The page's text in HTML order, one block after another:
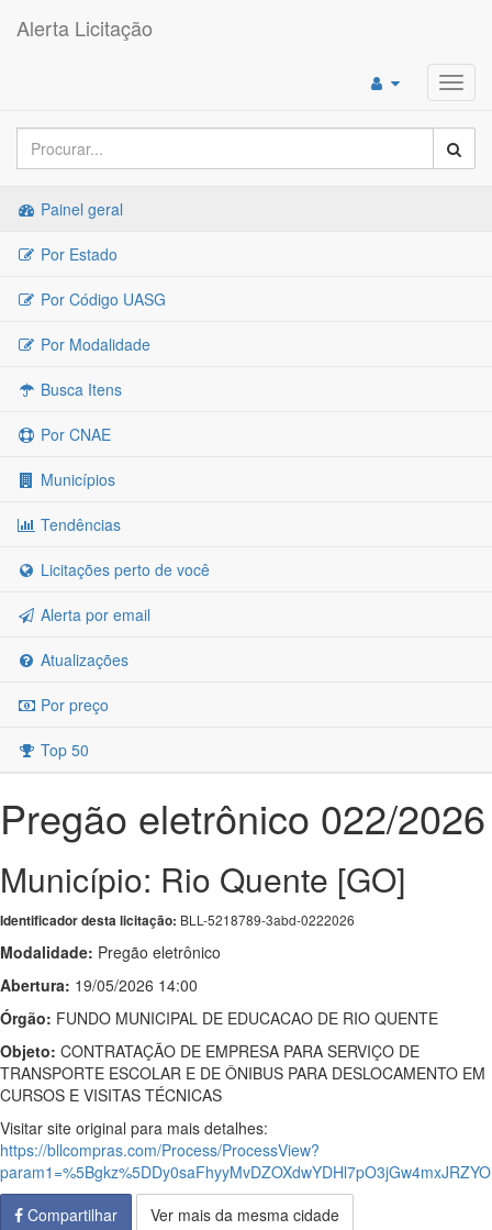
Alerta Licitação
Painel geral
Por Estado
Por Código UASG
Por Modalidade
Busca Itens
Por CNAE
Municípios
Tendências
Licitações perto de você
Alerta por email
Atualizações
Por preço
Top 50
Pregão eletrônico 022/2026
Município: Rio Quente [GO]
Identificador desta licitação: BLL-5218789-3abd-0222026
Modalidade: Pregão eletrônico
Abertura: 19/05/2026 14:00
Órgão: FUNDO MUNICIPAL DE EDUCACAO DE RIO QUENTE
Objeto: CONTRATAÇÃO DE EMPRESA PARA SERVIÇO DE
TRANSPORTE ESCOLAR E DE ÔNIBUS PARA DESLOCAMENTO EM
CURSOS E VISITAS TÉCNICAS
Visitar site original para mais detalhes:
https://bllcompras.com/Process/ProcessView?
Compartilhar
Ver mais da mesma cidade